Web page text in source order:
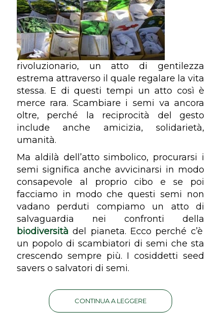
rivoluzionario, un atto di gentilezza
estrema attraverso il quale regalare la vita
stessa. E di questi tempi un atto così è
merce rara. Scambiare i semi va ancora
oltre, perché la reciprocità del gesto
include anche amicizia, solidarietà,
umanità.
Ma aldilà dell’atto simbolico, procurarsi i
semi significa anche avvicinarsi in modo
consapevole al proprio cibo e se poi
facciamo in modo che questi semi non
vadano perduti compiamo un atto di
salvaguardia nei confronti della
biodiversità del pianeta. Ecco perché c’è
un popolo di scambiatori di semi che sta
crescendo sempre più. I cosiddettiseed
savers o salvatori di semi.
CONTINUA A LEGGERE